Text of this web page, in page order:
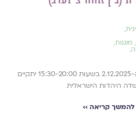
,
מוגנות,
,
ביום שלישי, י״ב בכסלו ה-2.12.2025 בשעות 15:30-20:00 יתקיים
היהדות הישראלית
להמשך קריאה ››